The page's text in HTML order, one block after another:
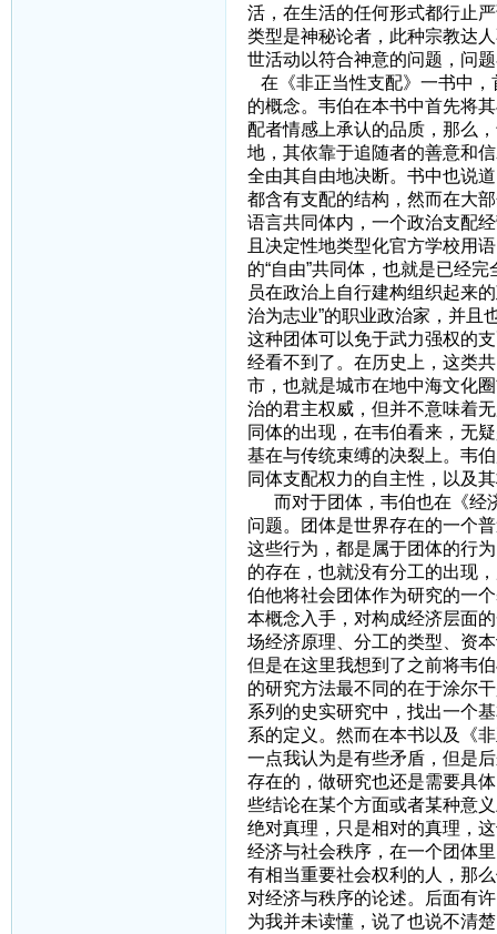
活，在生活的任何形式都行止
类型是神秘论者，此种宗教达
世活动以符合神意的问题，问
在《非正当性支配》一书中，
的概念。韦伯在本书中首先将
配者情感上承认的品质，那么
地，其依靠于追随者的善意和
全由其自由地决断。书中也说
都含有支配的结构，然而在大
语言共同体内，一个政治支配
且决定性地类型化官方学校用
的“自由”共同体，也就是已经
员在政治上自行建构组织起来
治为志业”的职业政治家，并且
这种团体可以免于武力强权的
经看不到了。在历史上，这类
市，也就是城市在地中海文化
治的君主权威，但并不意味着
同体的出现，在韦伯看来，无
基在与传统束缚的决裂上。韦
同体支配权力的自主性，以及
而对于团体，韦伯也在《经济
问题。团体是世界存在的一个
这些行为，都是属于团体的行
的存在，也就没有分工的出现
伯他将社会团体作为研究的一
本概念入手，对构成经济层面
场经济原理、分工的类型、资
但是在这里我想到了之前将韦
的研究方法最不同的在于涂尔
系列的史实研究中，找出一个
系的定义。然而在本书以及《
一点我认为是有些矛盾，但是
存在的，做研究也还是需要具
些结论在某个方面或者某种意
绝对真理，只是相对的真理，
经济与社会秩序，在一个团体
有相当重要社会权利的人，那
对经济与秩序的论述。后面有
为我并未读懂，说了也说不清